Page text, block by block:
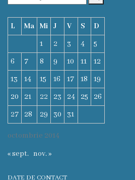
Consiliul
Secretar
Consilieri
Regulamentul
Consiliului
Ședințele
Consiliului
online
octombrie 2014
L Ma Mi J V S
D
1
2 3 4
5
6
7 8 9 10 11
12
13
14 15 16 17 18
19
20
21 22 23 24 25
26
27
28 29 30 31
« sept. nov. »
DATE DE CONTACT